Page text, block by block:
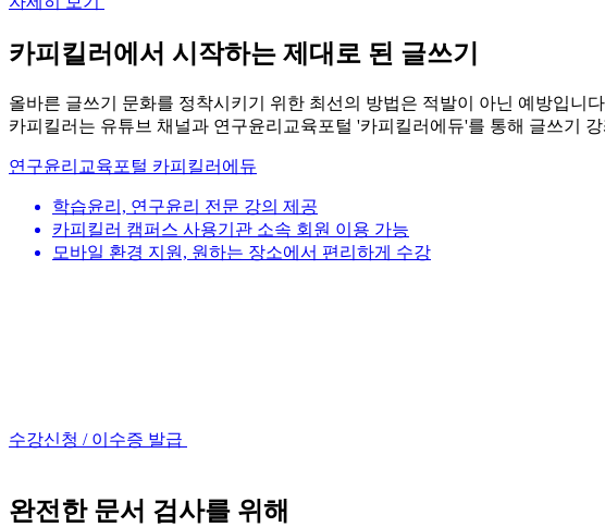
카피킬러에서 시작하는 제대로 된 글쓰기
올바른 글쓰기 문화를 정착시키기 위한 최선의 방법은 적발이 아닌 예방입니
카피킬러는 유튜브 채널과 연구윤리교육포털 '카피킬러에듀'를 통해 글쓰기
연구윤리교육포털 카피킬러에듀
학습윤리, 연구윤리 전문 강의 제공
카피킬러 캠퍼스 사용기관 소속 회원 이용 가능
모바일 환경 지원, 원하는 장소에서 편리하게 수강
수강신청 / 이수증 발급
완전한 문서 검사를 위해